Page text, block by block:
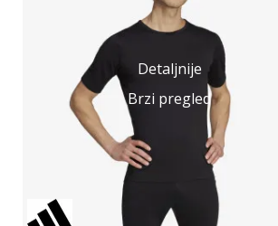
Detaljnije
Brzi pregled